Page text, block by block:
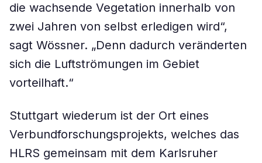
die wachsende Vegetation innerhalb von
zwei Jahren von selbst erledigen wird“,
sagt Wössner. „Denn dadurch veränderten
sich die Luftströmungen im Gebiet
vorteilhaft.“
Stuttgart wiederum ist der Ort eines
Verbundforschungsprojekts, welches das
HLRS gemeinsam mit dem Karlsruher